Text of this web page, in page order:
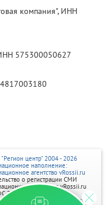
компания", ИНН
575300050627
"Регион центр" 2004 - 2026
наполнение:
агентство vRossii.ru
о регистрации СМИ
агентства vRossii.ru
77‑35502
РОСКОМНАДЗОРом 04 марта